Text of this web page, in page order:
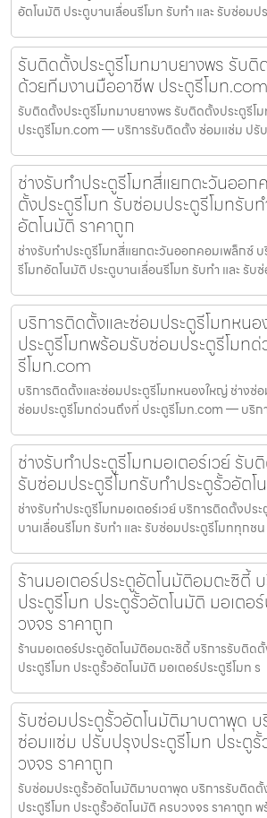
อัตโนมัติ ประตูบานเลื่อนรีโมท รับทำ และ รับซ่อมป
รับติดตั้งประตูรีโมทมาบยางพร รับติ
ด้วยทีมงานมืออาชีพ ประตูรีโมท.com
รับติดตั้งประตูรีโมทมาบยางพร รับติดตั้งประตูรี
ประตูรีโมท.com — บริการรับติดตั้ง ซ่อมแซ่ม ปรั
ช่างรับทำประตูรีโมทสี่แยกตะวันออ
ตั้งประตูรีโมท รับซ่อมประตูรีโมทรับ
อัตโนมัติ ราคาถูก
ช่างรับทำประตูรีโมทสี่แยกตะวันออกคอมเพล็กซ์
รีโมทอัตโนมัติ ประตูบานเลื่อนรีโมท รับทำ และ รับ
บริการติดตั้งและซ่อมประตูรีโมทหน
ประตูรีโมทพร้อมรับซ่อมประตูรีโมท
รีโมท.com
บริการติดตั้งและซ่อมประตูรีโมทหนองใหญ่ ช่างซ่
ซ่อมประตูรีโมทด่วนถึงที่ ประตูรีโมท.com — บริก
ช่างรับทำประตูรีโมทมอเตอร์เวย์ รับ
รับซ่อมประตูรีโมทรับทำประตูรั้วอัตโ
ช่างรับทำประตูรีโมทมอเตอร์เวย์ บริการติดตั้งปร
บานเลื่อนรีโมท รับทำ และ รับซ่อมประตูรีโมททุกชน
ร้านมอเตอร์ประตูอัตโนมัติอมตะซิตี้
ประตูรีโมท ประตูรั้วอัตโนมัติ มอเตอ
วงจร ราคาถูก
ร้านมอเตอร์ประตูอัตโนมัติอมตะซิตี้ บริการรับติด
ประตูรีโมท ประตูรั้วอัตโนมัติ มอเตอร์ประตูรีโมท ร
รับซ่อมประตูรั้วอัตโนมัติมาบตาพุด
ซ่อมแซ่ม ปรับปรุงประตูรีโมท ประตู
วงจร ราคาถูก
รับซ่อมประตูรั้วอัตโนมัติมาบตาพุด บริการรับติด
ประตูรีโมท ประตูรั้วอัตโนมัติ ครบวงจร ราคาถูก